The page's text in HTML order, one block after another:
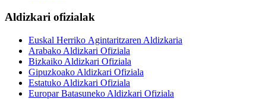
Aldizkari ofizialak
Euskal Herriko Agintaritzaren Aldizkaria
Arabako Aldizkari Ofiziala
Bizkaiko Aldizkari Ofiziala
Gipuzkoako Aldizkari Ofiziala
Estatuko Aldizkari Ofiziala
Europar Batasuneko Aldizkari Ofiziala